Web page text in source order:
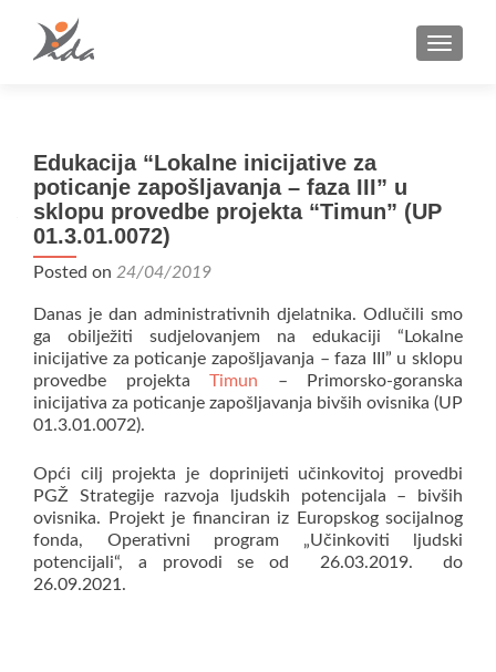
Edukacija “Lokalne inicijative za
poticanje zapošljavanja – faza III” u
sklopu provedbe projekta “Timun” (UP
01.3.01.0072)
Posted on 24/04/2019
Danas je dan administrativnih djelatnika. Odlučili smo
ga obilježiti sudjelovanjem na edukaciji “Lokalne
inicijative za poticanje zapošljavanja – faza III” u sklopu
provedbe projekta Timun – Primorsko-goranska
inicijativa za poticanje zapošljavanja bivših ovisnika (UP
01.3.01.0072).
Opći cilj projekta je doprinijeti učinkovitoj provedbi
PGŽ Strategije razvoja ljudskih potencijala – bivših
ovisnika. Projekt je financiran iz Europskog socijalnog
fonda, Operativni program „Učinkoviti ljudski
potencijali“, a provodi se od 26.03.2019. do
26.09.2021.